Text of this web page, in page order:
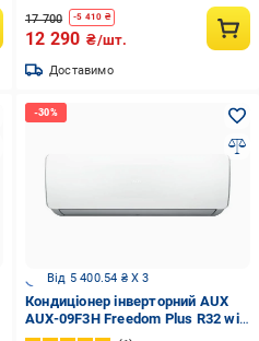
17 700 -5 410 ₴
12 290 ₴/шт.
Доставимо
Від 5 400.54 ₴ X 3
Кондиціонер інверторний AUX
AUX-09F3H Freedom Plus R32 wi-
fi вбудований (27734199)